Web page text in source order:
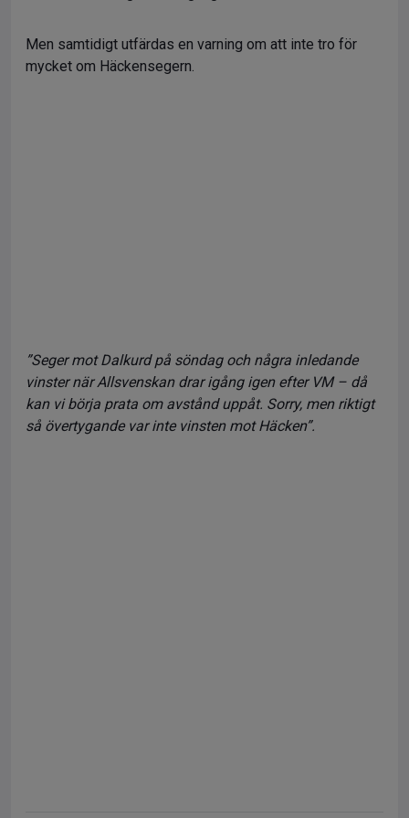
Men samtidigt utfärdas en varning om att inte tro för
mycket om Häckensegern.
”Seger mot Dalkurd på söndag och några inledande
vinster när Allsvenskan drar igång igen efter VM – då
kan vi börja prata om avstånd uppåt. Sorry, men riktigt
så övertygande var inte vinsten mot Häcken”.